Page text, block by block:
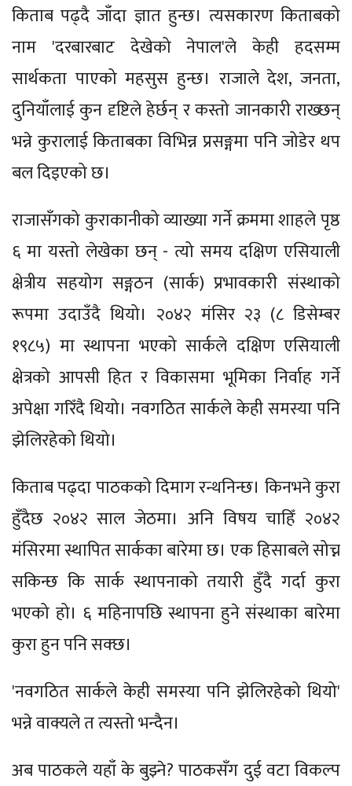
किताब पढ्दै जाँदा ज्ञात हुन्छ। त्यसकारण किताबको
नाम 'दरबारबाट देखेको नेपाल'ले केही हदसम्म
सार्थकता पाएको महसुस हुन्छ। राजाले देश, जनता,
दुनियाँलाई कुन दृष्टिले हेर्छन् र कस्तो जानकारी राख्छन्
भन्ने कुरालाई किताबका विभिन्न प्रसङ्गमा पनि जोडेर थप
बल दिइएको छ।
राजासँगको कुराकानीको व्याख्या गर्ने क्रममा शाहले पृष्ठ
६ मा यस्तो लेखेका छन् - त्यो समय दक्षिण एसियाली
क्षेत्रीय सहयोग सङ्गठन (सार्क) प्रभावकारी संस्थाको
रूपमा उदाउँदै थियो। २०४२ मंसिर २३ (८ डिसेम्बर
१९८५) मा स्थापना भएको सार्कले दक्षिण एसियाली
क्षेत्रको आपसी हित र विकासमा भूमिका निर्वाह गर्ने
अपेक्षा गरिँदै थियो। नवगठित सार्कले केही समस्या पनि
झेलिरहेको थियो।
किताब पढ्दा पाठकको दिमाग रन्थनिन्छ। किनभने कुरा
हुँदैछ २०४२ साल जेठमा। अनि विषय चाहिँ २०४२
मंसिरमा स्थापित सार्कका बारेमा छ। एक हिसाबले सोच्न
सकिन्छ कि सार्क स्थापनाको तयारी हुँदै गर्दा कुरा
भएको हो। ६ महिनापछि स्थापना हुने संस्थाका बारेमा
कुरा हुन पनि सक्छ।
'नवगठित सार्कले केही समस्या पनि झेलिरहेको थियो'
भन्ने वाक्यले त त्यस्तो भन्दैन।
अब पाठकले यहाँ के बुझ्ने? पाठकसँग दुई वटा विकल्प